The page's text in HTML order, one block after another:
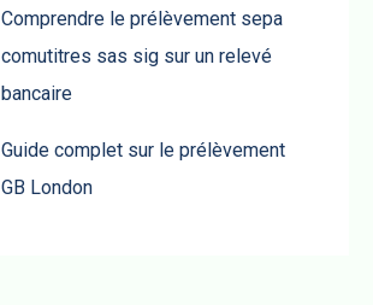
Comprendre le prélèvement sepa
comutitres sas sig sur un relevé
bancaire
Guide complet sur le prélèvement
GB London